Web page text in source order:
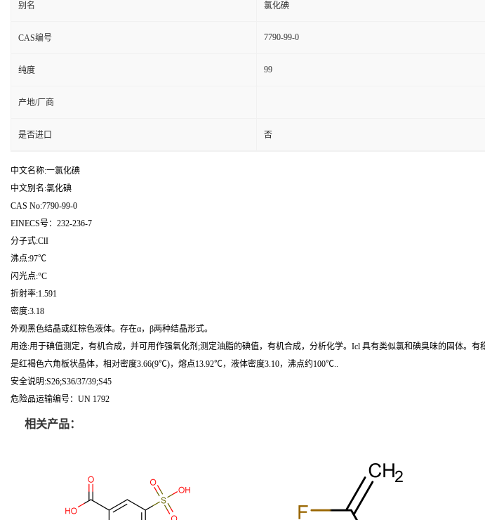
别名 氯化碘
CAS编号 7790-99-0
纯度 99
产地/厂商
是否进口 否
中文名称:一氯化碘
中文别名:氯化碘
CAS No:7790-99-0
EINECS号：232-236-7
分子式:ClI
沸点:97℃
闪光点:°C
折射率:1.591
密度:3.18
外观黑色结晶或红棕色液体。存在α，β两种结晶形式。
用途:用于碘值测定，有机合成，并可用作强氧化剂;测定油脂的碘值，有机合成，分析化学。Icl 具有类似氯和碘臭味的固体。
是红褐色六角板状晶体，相对密度3.66(9℃)，熔点13.92℃，液体密度3.10，沸点约100℃..
安全说明:S26;S36/37/39;S45
危险品运输编号：UN 1792
相关产品：